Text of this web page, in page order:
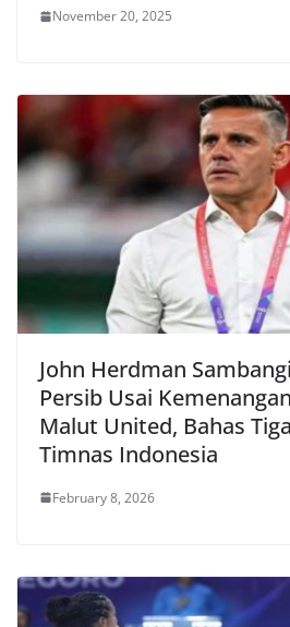
November 20, 2025
John Herdman
Persib Usai
Malut United, Bahas
Timnas Indonesia
February 8, 2026